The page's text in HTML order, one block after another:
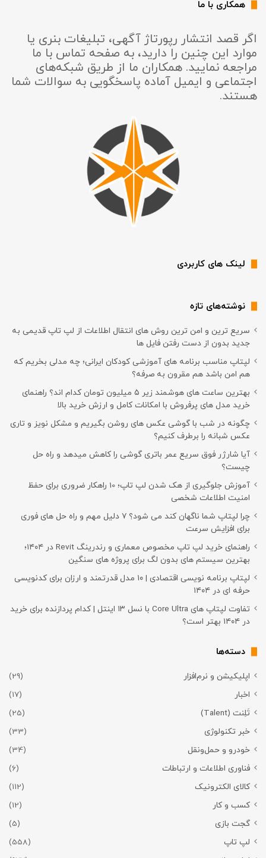
همکاری با ما
اگر قصد انتشار رپورتاژ آگهی، تبلیغات بنری یا
موارد این چنین را دارید، به صفحه تماس با ما
مراجعه نمایید. همکاران ما از طریق شبکه‌های
اجتماعی و ایمیل آماده پاسخگویی به سوالات شما
هستند.
لینک های کاربردی
نوشته‌های تازه
سریع ترین و امن ترین روش های انتقال اطلاعات از لپ تاپ قدیمی به
جدید بدون از دست رفتن فایل ها
لپتاپ مناسب برنامه های آموزشی کودکان ایرانی؛ چه مدلی بخریم که
هم امن باشد هم مقرون به صرفه؟
بهترین ساعت های هوشمند زیر ۵ میلیون تومان کدام اند؟ راهنمای
خرید مدل های پرفروش با امکانات کامل و ارزش خرید بالا
چگونه در شب با گوشی عکس های روشن بگیریم و مشکل نویز و تاری
عکس شبانه را برطرف کنیم؟
آیا شارژر فوق سریع عمر باتری گوشی را کاهش میدهد و راه حل
چیست؟
آموزش جلوگیری از هک شدن لپ تاپ؛ 10 راهکار ضروری برای حفظ
امنیت اطلاعات شخصی
چرا لپتاپ شما ناگهان کند می شود؟ ۷ دلیل مهم و راه حل های فوری
برای افزایش سرعت
راهنمای خرید لپ تاپ مخصوص معماری و رندرینگ Revit در ۱۴۰۴؛
بهترین سیستم های بدون لگ برای پروژه های سنگین
لپتاپ برنامه نویسی اقتصادی | ۱۰ مدل قدرتمند و ارزان برای کدنویسی
حرفه ای در ۱۴۰۴
تفاوت لپتاپ های Core Ultra با نسل ۱۳ اینتل | کدام پردازنده برای خرید
در ۱۴۰۴ بهتر است؟
دسته‌ها
اپلیکیشن و نرم‌افزار
(29)
اخبار
(17)
تَلِنت (Talent)
(25)
خبر تکنولوژی
(33)
خودرو و حمل‌و‌نقل
(34)
فناوری اطلاعات و ارتباطات
(6)
کالای الکترونیک
(112)
کسب و کار
(12)
گجت بازی
(5)
لپ تاپ
(558)